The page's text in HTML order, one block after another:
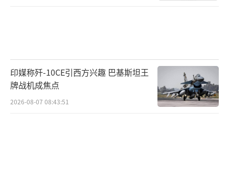
印媒称歼-10CE引西方兴趣 巴基斯坦王
牌战机成焦点
2026-08-07 08:43:51